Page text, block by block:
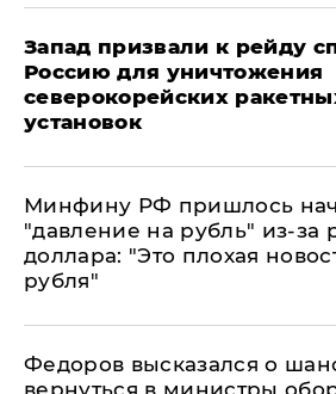
Запад призвали к рейду
Россию для уничтожения
северокорейских
установок
Минфину РФ пришлось
"давление на рубль" из-за
доллара: "Это плохая
рубля"
Федоров высказался о
вернуться в министры